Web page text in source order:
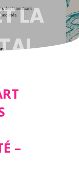
LA
–